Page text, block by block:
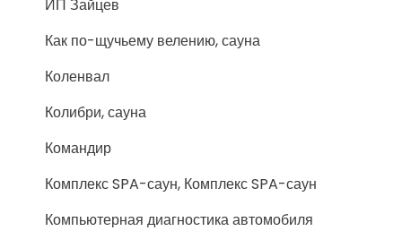
ИП Зайцев
Как по-щучьему велению, сауна
Коленвал
Колибри, сауна
Командир
Комплекс SPA-саун, Комплекс SPA-саун
Компьютерная диагностика автомобиля